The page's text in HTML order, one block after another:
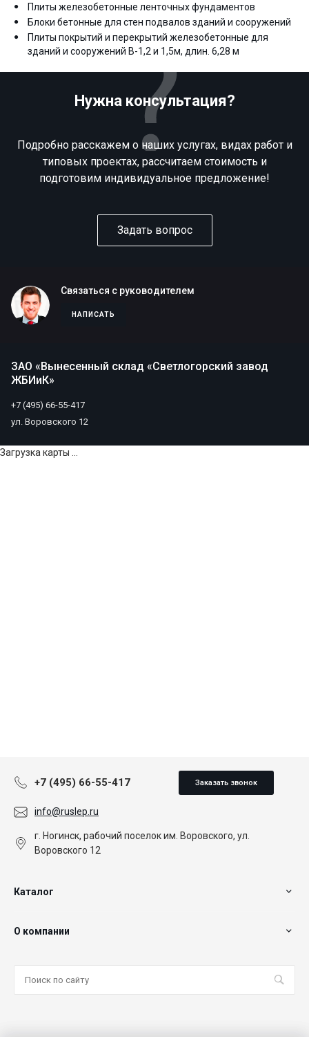
Плиты железобетонные ленточных фундаментов
Блоки бетонные для стен подвалов зданий и сооружений
Плиты покрытий и перекрытий железобетонные для
зданий и сооружений В-1,2 и 1,5м, длин. 6,28 м
Нужна консультация?
Подробно расскажем о наших услугах, видах работ и
типовых проектах, рассчитаем стоимость и
подготовим индивидуальное предложение!
Задать вопрос
Связаться с руководителем
НАПИСАТЬ
ЗАО «Вынесенный склад «Светлогорский завод
ЖБИиК»
+7 (495) 66-55-417
ул. Воровского 12
Загрузка карты ...
+7 (495) 66-55-417 Заказать звонок
info@ruslep.ru
г. Ногинск, рабочий поселок им. Воровского, ул.
Воровского 12
Каталог
О компании